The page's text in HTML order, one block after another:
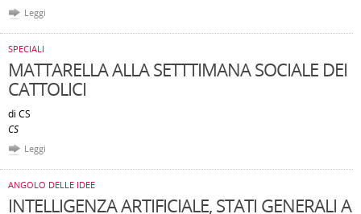
Leggi
SPECIALI
MATTARELLA ALLA SETTTIMANA SOCIALE DEI
CATTOLICI
di CS
CS
Leggi
ANGOLO DELLE IDEE
INTELLIGENZA ARTIFICIALE, STATI GENERALI A